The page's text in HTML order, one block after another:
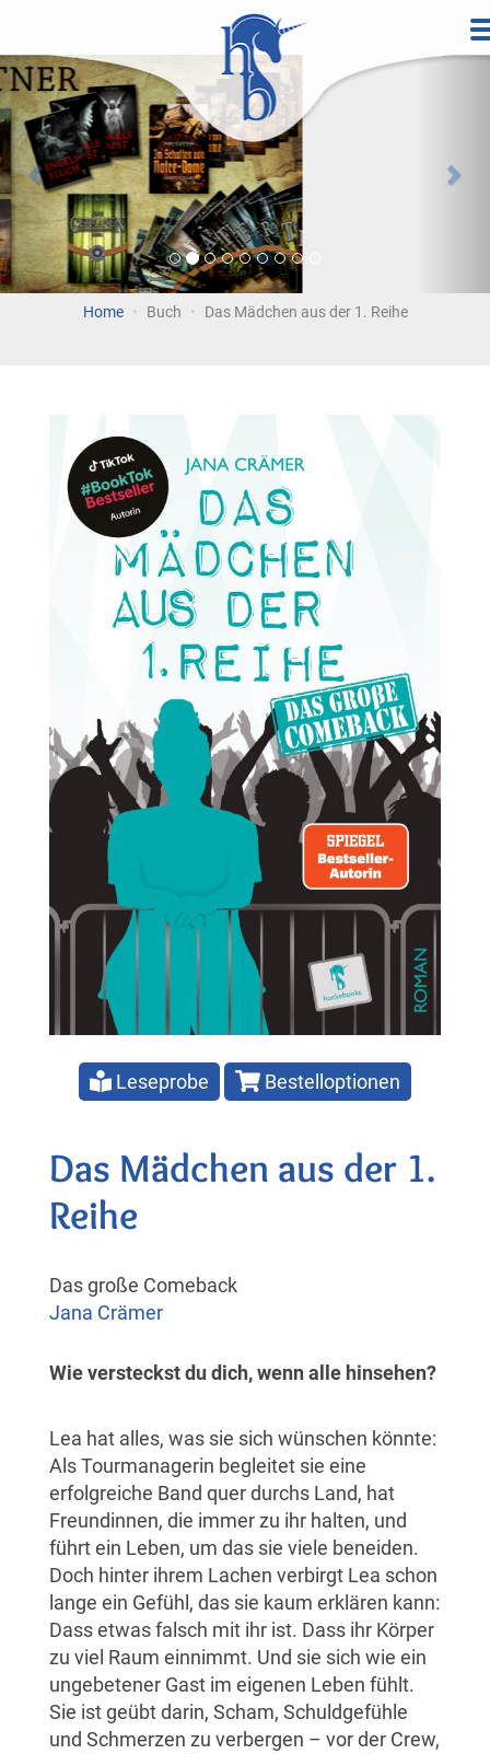
InhaltVorherige
Home Buch Das Mädchen aus der 1. Reihe
Leseprobe Bestelloptionen
Das Mädchen aus der 1.
Reihe
Das große Comeback
Jana Crämer
Wie versteckst du dich, wenn alle hinsehen?
Lea hat alles, was sie sich wünschen könnte:
Als Tourmanagerin begleitet sie eine
erfolgreiche Band quer durchs Land, hat
Freundinnen, die immer zu ihr halten, und
führt ein Leben, um das sie viele beneiden.
Doch hinter ihrem Lachen verbirgt Lea schon
lange ein Gefühl, das sie kaum erklären kann:
Dass etwas falsch mit ihr ist. Dass ihr Körper
zu viel Raum einnimmt. Und sie sich wie ein
ungebetener Gast im eigenen Leben fühlt.
Sie ist geübt darin, Scham, Schuldgefühle
und Schmerzen zu verbergen – vor der Crew,